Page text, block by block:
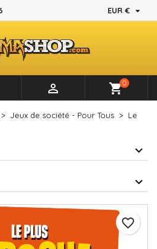
EUR € 
 shopping_cart0
Jeux de société - Pour Tous
Le
favorite_border
×
liste
d'envies ×
Créer une liste d'envies
×
pour ajouter des produits à